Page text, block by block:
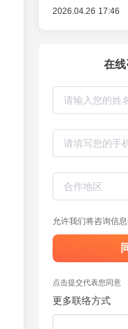
2026.04.26 17:46
在
允许我们将咨询信
点击提交代表您同意
更多联络方式